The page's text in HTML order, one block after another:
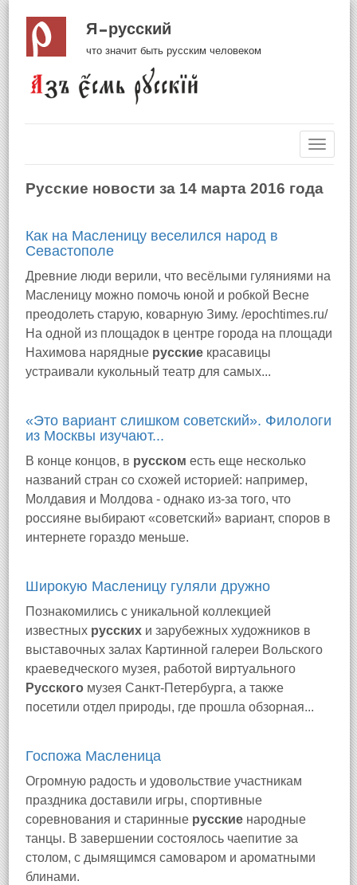
Я русский
что значит быть русским человеком
Русские новости за 14 марта 2016 года
Как на Масленицу веселился народ в
Севастополе
Древние люди верили, что весёлыми гуляниями на
Масленицу можно помочь юной и робкой Весне
преодолеть старую, коварную Зиму. /epochtimes.ru/
На одной из площадок в центре города на площади
Нахимова нарядные русские красавицы
устраивали кукольный театр для самых...
«Это вариант слишком советский». Филологи
из Москвы изучают...
В конце концов, в русском есть еще несколько
названий стран со схожей историей: например,
Молдавия и Молдова - однако из-за того, что
россияне выбирают «советский» вариант, споров в
интернете гораздо меньше.
Широкую Масленицу гуляли дружно
Познакомились с уникальной коллекцией
известных русских и зарубежных художников в
выставочных залах Картинной галереи Вольского
краеведческого музея, работой виртуального
Русского музея Санкт-Петербурга, а также
посетили отдел природы, где прошла обзорная...
Госпожа Масленица
Огромную радость и удовольствие участникам
праздника доставили игры, спортивные
соревнования и старинные русские народные
танцы. В завершении состоялось чаепитие за
столом, с дымящимся самоваром и ароматными
блинами.